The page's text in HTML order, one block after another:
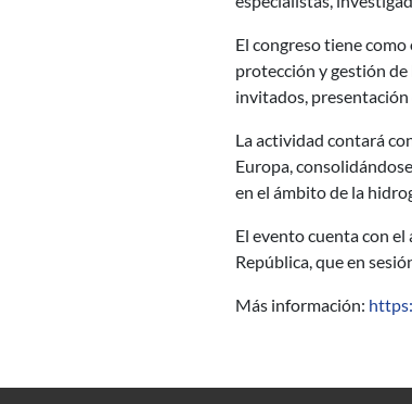
El congreso tiene
protección y gestión de
invitados,
La actividad contará
Europa,
en el ámbito de la
El evento cuenta con
República, que en
Más información: